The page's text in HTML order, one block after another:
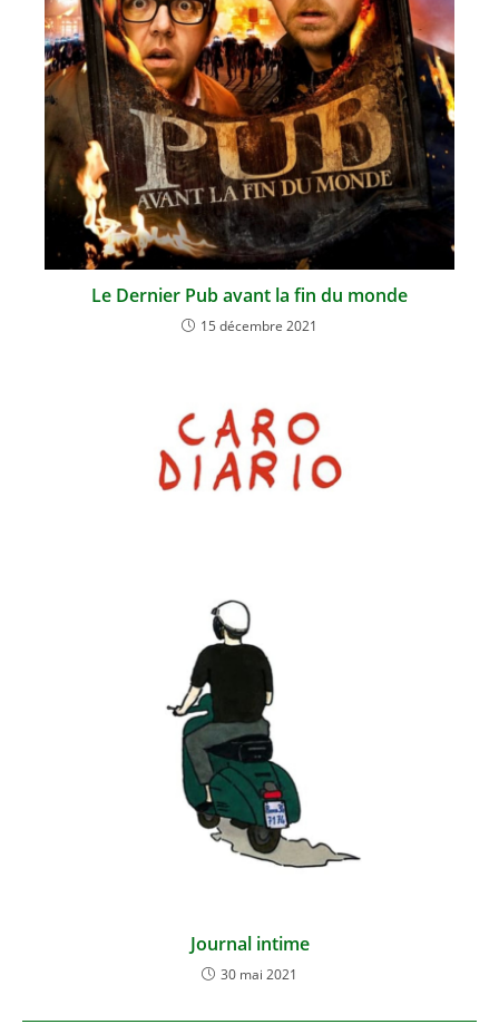
Le Dernier Pub avant la fin du monde
15 décembre 2021
Journal intime
30 mai 2021